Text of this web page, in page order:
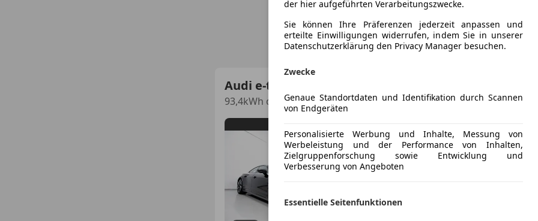
Audi e-tron GT
93,4kWh quattro | SKY | Magnetic Ride
€ 48 897
der hier aufgeführten Verarbeitungszwecke.
Sie können Ihre Präferenzen jederzeit anpassen und
erteilte Einwilligungen widerrufen, indem Sie in unserer
Datenschutzerklärung den Privacy Manager besuchen.
Zwecke
Genaue Standortdaten und Identifikation durch Scannen
von Endgeräten
Personalisierte Werbung und Inhalte, Messung von
Werbeleistung und der Performance von Inhalten,
Zielgruppenforschung sowie Entwicklung und
Verbesserung von Angeboten
Essentielle Seitenfunktionen